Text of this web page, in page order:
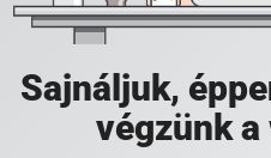
Sajnáljuk,
végzünk a